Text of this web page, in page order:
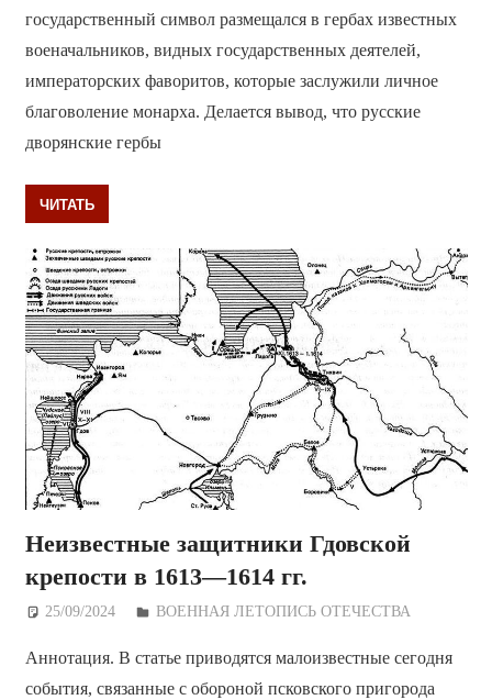
государственный символ размещался в гербах известных
военачальников, видных государственных деятелей,
императорских фаворитов, которые заслужили личное
благоволение монарха. Делается вывод, что русские
дворянские гербы
ЧИТАТЬ
Неизвестные защитники Гдовской
крепости в 1613—1614 гг.
25/09/2024 Дежурный по Редакции
ВОЕННАЯ ЛЕТОПИСЬ ОТЕЧЕСТВА
Аннотация. В статье приводятся малоизвестные сегодня
события, связанные с обороной псковского пригорода